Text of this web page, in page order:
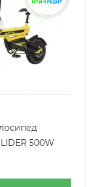
500W